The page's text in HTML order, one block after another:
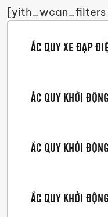
[yith_wcan_filters
ẮC QUY XE ĐẠP
ẮC QUY KHỞI
ẮC QUY KHỞI
ẮC QUY KHỞI